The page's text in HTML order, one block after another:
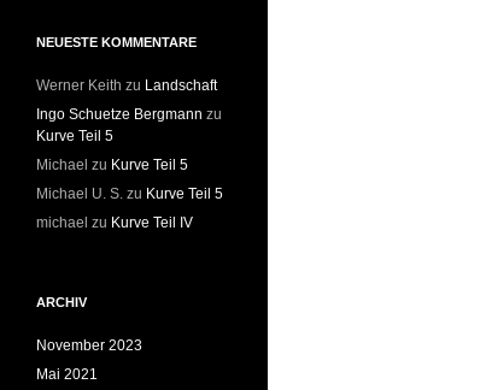
NEUESTE KOMMENTARE
Werner Keith zu Landschaft
Ingo Schuetze Bergmann zu
Kurve Teil 5
Michael zu Kurve Teil 5
Michael U. S. zu Kurve Teil 5
michael zu Kurve Teil IV
ARCHIV
November 2023
Mai 2021